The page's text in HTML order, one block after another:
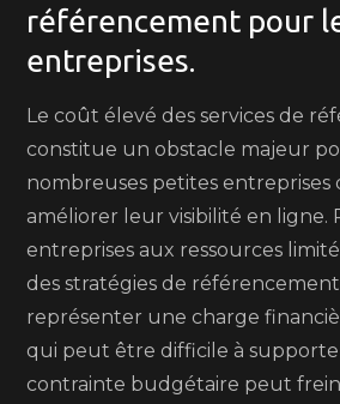
référencement pour
entreprises.
Le coût élevé des services de
constitue un obstacle majeur
nombreuses petites entreprises
améliorer leur visibilité en ligne.
entreprises aux ressources
des stratégies de
représenter une charge
qui peut être difficile à
contrainte budgétaire peut